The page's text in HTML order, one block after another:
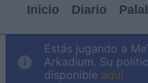
Inicio Diario
Estás jugando a
Arkadium. Su
disponible aquí